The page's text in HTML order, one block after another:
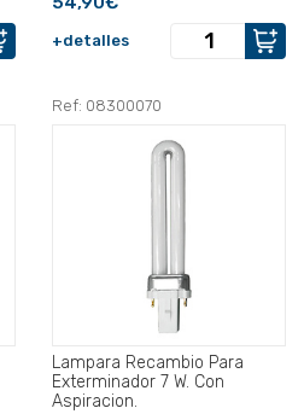
+detalles
Ref: 08300070
Lampara Recambio Para
Exterminador 7 W. Con
Aspiracion.